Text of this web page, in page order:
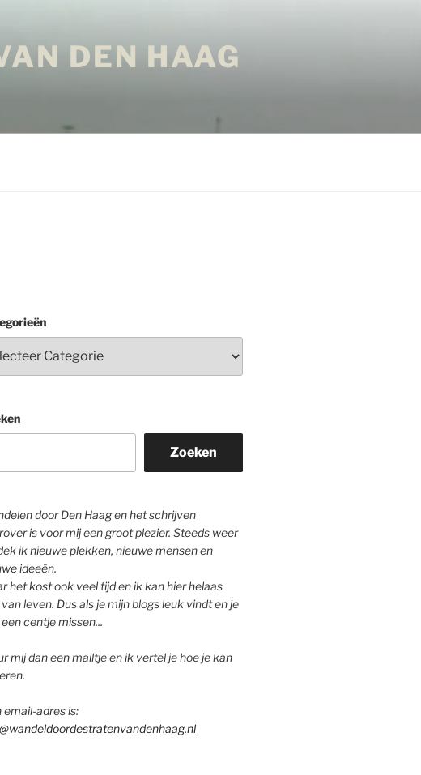
DEN HAAG
Zoeken
door Den Haag en het schrijven
is voor mij een groot plezier. Steeds weer
ik nieuwe plekken, nieuwe mensen en
ideeën.
het kost ook veel tijd en ik kan hier helaas
leven. Dus als je mijn blogs leuk vindt en je
centje missen...
mij dan een mailtje en ik vertel je hoe je kan
email-adres is: